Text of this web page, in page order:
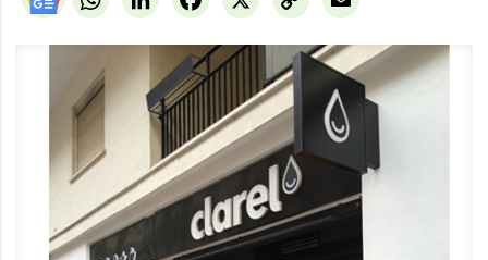
Link